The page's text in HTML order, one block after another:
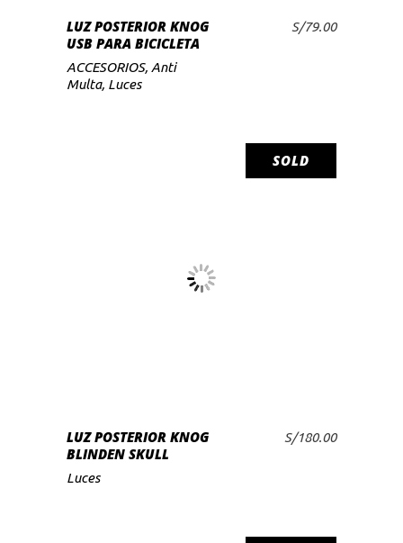
AÑADIR AL CARRITO
LUZ POSTERIOR KNOG
USB PARA BICICLETA
S/79.00
ACCESORIOS, Anti
Multa, Luces
SOLD
LEER MÁS
LUZ POSTERIOR KNOG
BLINDEN SKULL
S/180.00
Luces